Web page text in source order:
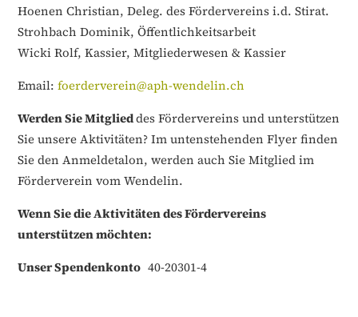
Hoenen Christian, Deleg. des Fördervereins i.d. Stirat.
Strohbach Dominik, Öffentlichkeitsarbeit
Wicki Rolf, Kassier, Mitgliederwesen & Kassier
Email:foerderverein@aph-wendelin.ch
Werden Sie Mitglieddes Fördervereins und unterstützen
Sie unsere Aktivitäten? Im untenstehenden Flyer finden
Sie den Anmeldetalon, werden auch Sie Mitglied im
Förderverein vom Wendelin.
Wenn Sie die Aktivitäten des Fördervereins
unterstützen möchten:
Unser Spendenkonto40-20301-4